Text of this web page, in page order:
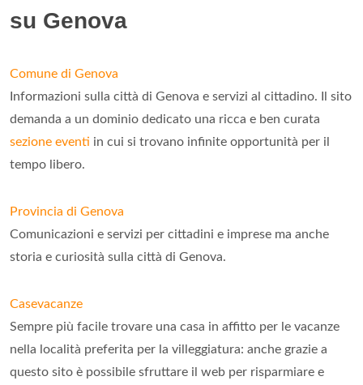
su Genova
Comune di Genova
Informazioni sulla città di Genova e servizi al cittadino. Il sito
demanda a un dominio dedicato una ricca e ben curata
sezione eventi in cui si trovano infinite opportunità per il
tempo libero.
Provincia di Genova
Comunicazioni e servizi per cittadini e imprese ma anche
storia e curiosità sulla città di Genova.
Casevacanze
Sempre più facile trovare una casa in affitto per le vacanze
nella località preferita per la villeggiatura: anche grazie a
questo sito è possibile sfruttare il web per risparmiare e